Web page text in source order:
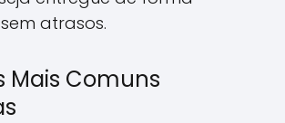
atrasos.
Mais Comuns